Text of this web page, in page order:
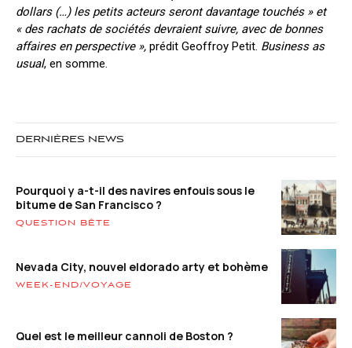
dollars (…) les petits acteurs seront davantage touchés » et
« des rachats de sociétés devraient suivre, avec de bonnes
affaires en perspective », prédit Geoffroy Petit. Business as
usual, en somme.
DERNIÈRES NEWS
Pourquoi y a-t-il des navires enfouis sous le
bitume de San Francisco ?
QUESTION BÊTE
Nevada City, nouvel eldorado arty et bohème
WEEK-END/VOYAGE
Quel est le meilleur cannoli de Boston ?